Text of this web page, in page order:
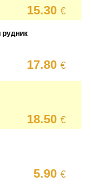
15.30€
рудник
17.80€
18.50€
5.90€